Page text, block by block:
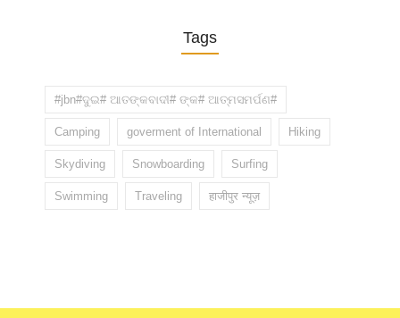
Tags
#jbn#ଦୁଇ# ଆତଙ୍କବାଦୀ# ଙ୍କ# ଆତ୍ମସମର୍ପଣ#
Camping goverment of International Hiking
Skydiving Snowboarding Surfing
Swimming Traveling हाजीपुर न्यूज़